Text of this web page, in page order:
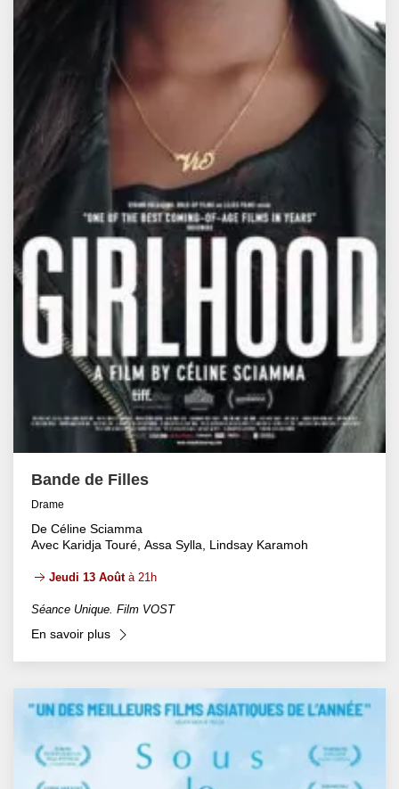
Bande de Filles
Drame
De Céline Sciamma
Avec Karidja Touré, Assa Sylla, Lindsay Karamoh
Jeudi 13 Aoûtà 21h
Séance Unique. Film VOST
En savoir plus